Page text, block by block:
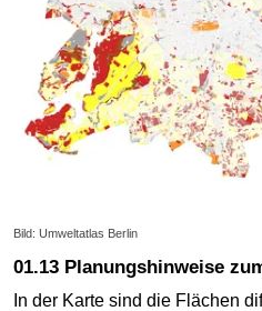
Bild: Umweltatlas Berlin
01.13 Planungshinweise
In der Karte sind die Flächen